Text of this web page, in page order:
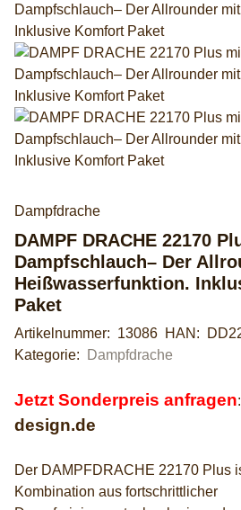
Dampfdrache
DAMPF DRACHE 22170
Dampfschlauch– Der
Heißwasserfunktion.
Paket
Artikelnummer: 13086 HAN:
Kategorie:
Dampfdrache
Jetzt Sonderpreis anfragen:
design.de
Der DAMPFDRACHE 22170 Plus
Kombination aus fortschrittlicher